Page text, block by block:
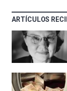
ARTÍCULOS